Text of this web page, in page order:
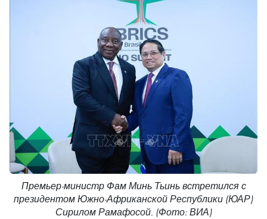
Премьер-министр Фам Минь Тьинь встретился с
президентом Южно-Африканской Республики (ЮАР)
Сирилом Рамафосой. (Фото: ВИА)